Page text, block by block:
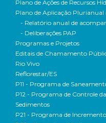
Plano de Ações de Recursos
Plano de Aplicação Plurianual
- Relatório anual de
- Deliberações PAP
Programas e Projetos
Editais de Chamamento
Rio Vivo
Reflorestar/ES
P11 - Programa de
P12 - Programa de Controle
Sedimentos
P21 - Programa de